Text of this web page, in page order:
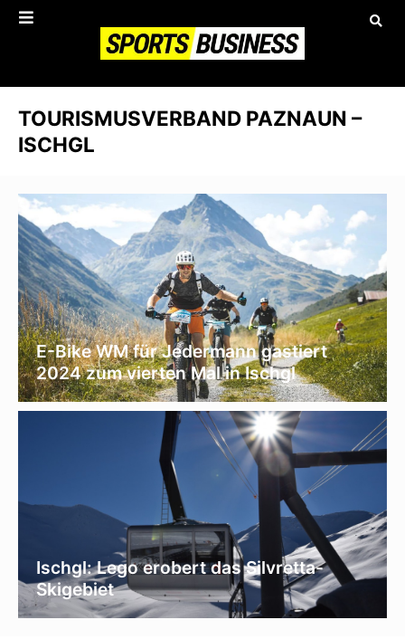
TOURISMUSVERBAND PAZNAUN –
ISCHGL
E-Bike WM für Jedermann gastiert
2024 zum vierten Mal in Ischgl
Ischgl: Lego erobert das Silvretta-
Skigebiet